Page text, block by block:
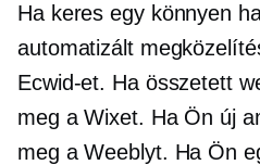
Ha keres egy könnyen
automatizált
Ecwid-et. Ha összetett
meg a Wixet. Ha Ön új
meg a Weeblyt. Ha Ön